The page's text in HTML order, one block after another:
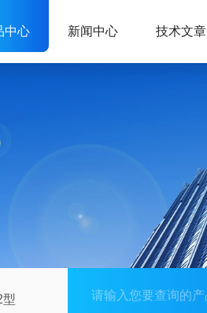
中心 新闻中心 技术文章
型